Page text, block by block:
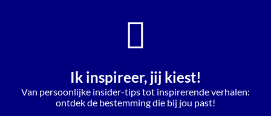
Ik inspireer, jij kiest!
Van persoonlijke insider-tips tot inspirerende verhalen:
ontdek de bestemming die bij jou past!